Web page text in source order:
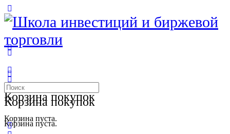
Side
Panel
Корзина покупок
Корзина пуста.
Корзина покупок
Корзина пуста.
Искать: